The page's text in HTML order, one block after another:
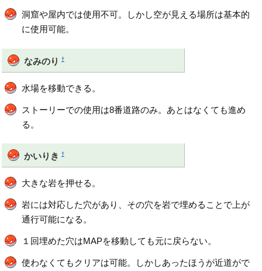
洞窟や屋内では使用不可。しかし空が見える場所は基本的
に使用可能。
なみのり †
水場を移動できる。
ストーリーでの使用は8番道路のみ。あとはなくても進め
る。
かいりき †
大きな岩を押せる。
岩には対応した穴があり、その穴を岩で埋めることで上が
通行可能になる。
１回埋めた穴はMAPを移動しても元に戻らない。
使わなくてもクリアは可能。しかしあったほうが近道がで